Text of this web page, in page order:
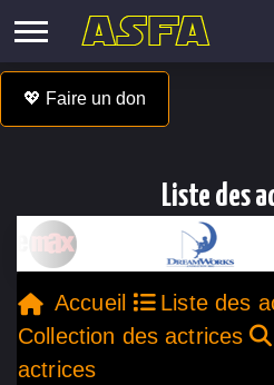
💖 Faire un don
Liste des
Accueil
Liste des
Collection des actrices
actrices